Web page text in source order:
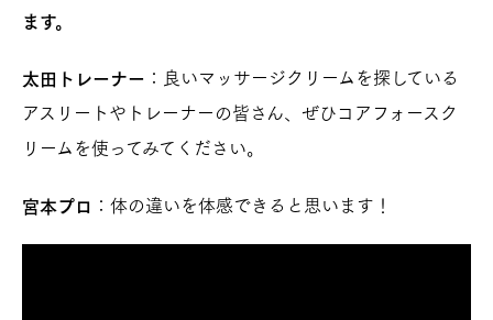
ます。
太田トレーナー ：良いマッサージクリームを探している
アスリートやトレーナーの皆さん、ぜひコアフォースク
リームを使ってみてください。
宮本プロ ：体の違いを体感できると思います！